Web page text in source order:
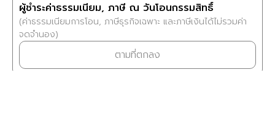
ผู้ชำระค่าธรรมเนียม, ภาษี ณ วันโอนกรรมสิทธิ์
(ค่าธรรมเนียมการโอน, ภาษีธุรกิจเฉพาะ และภาษีเงินได้ไม่รวมค่า
จดจำนอง)
ตามที่ตกลง